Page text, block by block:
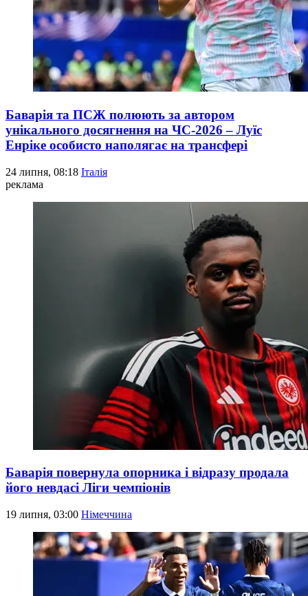
Баварія та ПСЖ полюють за автором
унікального досягнення на ЧС-2026 – Луїс
Енріке особисто наполягає на трансфері
24 липня, 08:18 Італія
реклама
Баварія повернула опорника і відразу продала
його невдасі Ліги чемпіонів
19 липня, 03:00 Німеччина